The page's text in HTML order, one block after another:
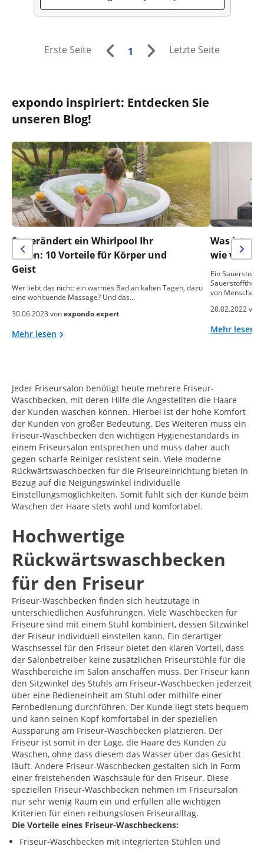
Erste Seite 1 Letzte Seite
expondo inspiriert: Entdecken Sie
unseren Blog!
So verändert ein Whirlpool Ihr
Leben: 10 Vorteile für Körper und
Geist
Wer liebt das nicht: ein warmes Bad an kalten Tagen, dazu
eine wohltuende Massage? Und das…
30.06.2023 vonexpondo expert
Mehr lesen
Was ist
wie
Ein
von Menschen…
28.02.2022 von
Mehr lesen
Jeder Friseursalon benötigt heute mehrere Friseur-
Waschbecken, mit deren Hilfe die Angestellten die Haare
der Kunden waschen können. Hierbei ist der hohe Komfort
der Kunden von großer Bedeutung. Des Weiteren muss ein
Friseur-Waschbecken den wichtigen Hygienestandards in
einem Friseursalon entsprechen und muss daher auch
gegen scharfe Reiniger resistent sein. Viele moderne
Rückwärtswaschbecken für die Friseureinrichtung bieten in
Bezug auf die Neigungswinkel individuelle
Einstellungsmöglichkeiten. Somit fühlt sich der Kunde beim
Waschen der Haare stets wohl und komfortabel.
Hochwertige
Rückwärtswaschbecken
für den Friseur
Friseur-Waschbecken finden sich heutzutage in
unterschiedlichen Ausführungen. Viele Waschbecken für
Friseure sind mit einem Stuhl kombiniert, dessen Sitzwinkel
der Friseur individuell einstellen kann. Ein derartiger
Waschsessel für den Friseur bietet den klaren Vorteil, dass
der Salonbetreiber keine zusätzlichen Friseurstühle für die
Waschbereiche im Salon anschaffen muss. Der Friseur kann
den Sitzwinkel des Stuhls am Friseur-Waschbecken jederzeit
über eine Bedieneinheit am Stuhl oder mithilfe einer
Fernbedienung durchführen. Der Kunde liegt stets bequem
und kann seinen Kopf komfortabel in der speziellen
Aussparung am Friseur-Waschbecken platzieren. Der
Friseur ist somit in der Lage, die Haare des Kunden zu
Waschen, ohne dass diesem das Wasser über das Gesicht
läuft. Andere Friseur-Waschbecken gestalten sich in Form
einer freistehenden Waschsäule für den Friseur. Diese
speziellen Friseur-Waschbecken nehmen im Friseursalon
nur sehr wenig Raum ein und erfüllen alle wichtigen
Kriterien für einen reibungslosen Friseuralltag.
Die Vorteile eines Friseur-Waschbeckens:
Friseur-Waschbecken mit integrierten Stühlen und